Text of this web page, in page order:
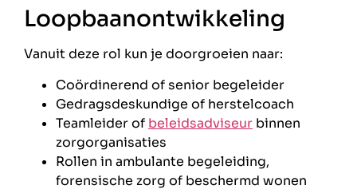
Loopbaanontwikkeling
Vanuit deze rol kun je doorgroeien naar:
Coördinerend of senior begeleider
Gedragsdeskundige of herstelcoach
Teamleider of beleidsadviseur binnen
zorgorganisaties
Rollen in ambulante begeleiding,
forensische zorg of beschermd wonen